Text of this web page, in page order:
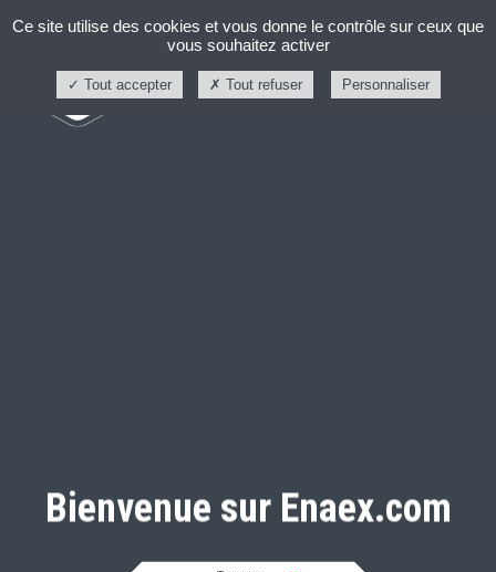
Bienvenue sur Enaex.com
Ce site utilise des cookies et vous donne le contrôle sur ceux que
vous souhaitez activer
Tout accepter Tout refuser Personnaliser